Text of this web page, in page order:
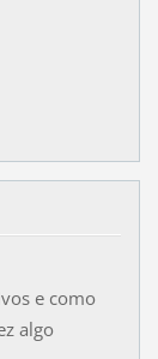
e como
algo